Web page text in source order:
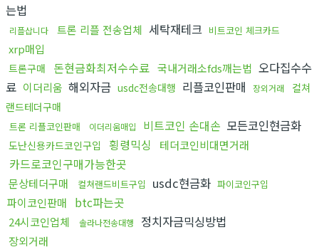
는법
리플삽니다 트론 리플 전송업체 세탁재테크 비트코인 체크카드
xrp매입
트론구매 돈현금화최저수수료 국내거래소fds깨는법 오다집수수
료 이더리움 해외자금 usdc전송대행 리플코인판매 장외거래
컬쳐
랜드테더구매
트론 리플코인판매 이더리움매입 비트코인 손대손 모든코인현금화
도난신용카드코인구입 횡령믹싱 테더코인비대면거래
카드로코인구매가능한곳
문상테더구매 컬쳐랜드비트구입 usdc현금화 파이코인구입
파이코인판매 btc파는곳
24시코인업체 솔라나전송대행 정치자금믹싱방법
장외거래